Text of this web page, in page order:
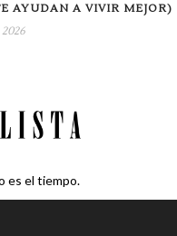
AYUDAN A VIVIR MEJOR)
es el tiempo.